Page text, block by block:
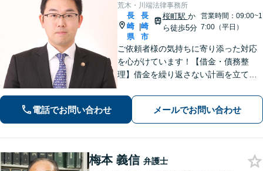
荒木・川端法律事務所
長
崎
県
|
長
崎
市
桜町駅 か
ら徒歩5分
営業時間：09:00~1
7:00（平日）
ご依頼者様の気持ちに寄り添った対応
を心がけています！【借金・債務整
理】借金を繰り返さない計画を立てる
適正な損害賠償を得られるように交渉
します！相続／離婚／労働も対応可
電話でお問い合わせ メールでお問い合わせ
梅本 義信 弁護士